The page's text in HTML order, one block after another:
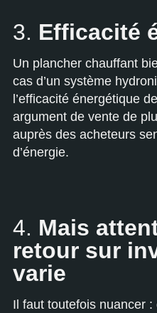
3. Efficacité
Un plancher chauffant
cas d’un système
l’efficacité énergétique
argument de vente de
auprès des acheteurs
d’énergie.
4. Mais
retour sur
varie
Il faut toutefois nuancer